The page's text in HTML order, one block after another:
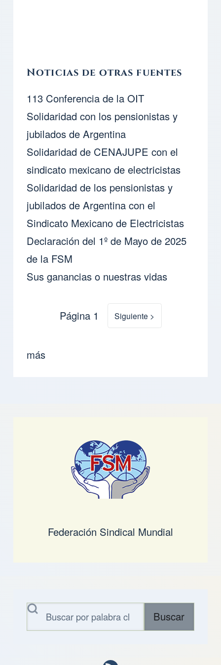
Noticias de otras fuentes
113 Conferencia de la OIT
Solidaridad con los pensionistas y
jubilados de Argentina
Solidaridad de CENAJUPE con el
sindicato mexicano de electricistas
Solidaridad de los pensionistas y
jubilados de Argentina con el
Sindicato Mexicano de Electricistas
Declaración del 1º de Mayo de 2025
de la FSM
Sus ganancias o nuestras vidas
Paginación
Página 1 Siguiente página
Siguiente >
más
Federación Sindical Mundial
Buscar